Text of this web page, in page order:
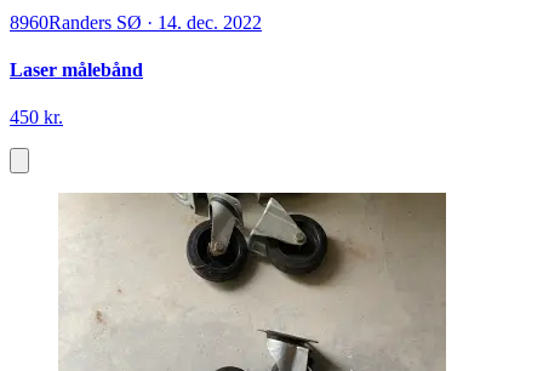
8960Randers SØ · 14. dec. 2022
Laser målebånd
450 kr.